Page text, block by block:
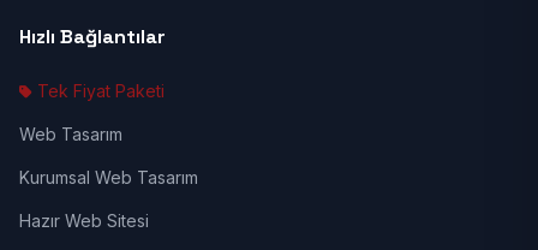
Hızlı Bağlantılar
Tek Fiyat Paketi
Web Tasarım
Kurumsal Web Tasarım
Hazır Web Sitesi